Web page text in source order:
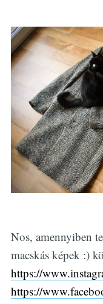
Nos, amennyiben
macskás képek :)
https://
https://